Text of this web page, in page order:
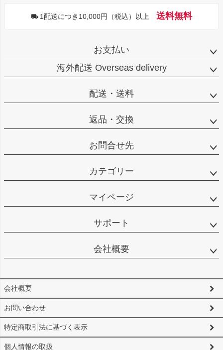
1配送につき10,000円（税込）以上 送料無料
お支払い
海外配送 Overseas delivery
配送・送料
返品・交換
お問合せ先
カテゴリー
マイページ
サポート
会社概要
会社概要
お問い合わせ
特定商取引法に基づく表示
個人情報の取扱